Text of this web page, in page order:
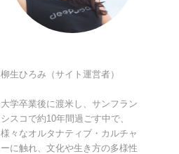
柳生ひろみ（サイト運営者）
大学卒業後に渡米し、サンフラン
シスコで約10年間過ごす中で、
様々なオルタナティブ・カルチャ
ーに触れ、文化や生き方の多様性